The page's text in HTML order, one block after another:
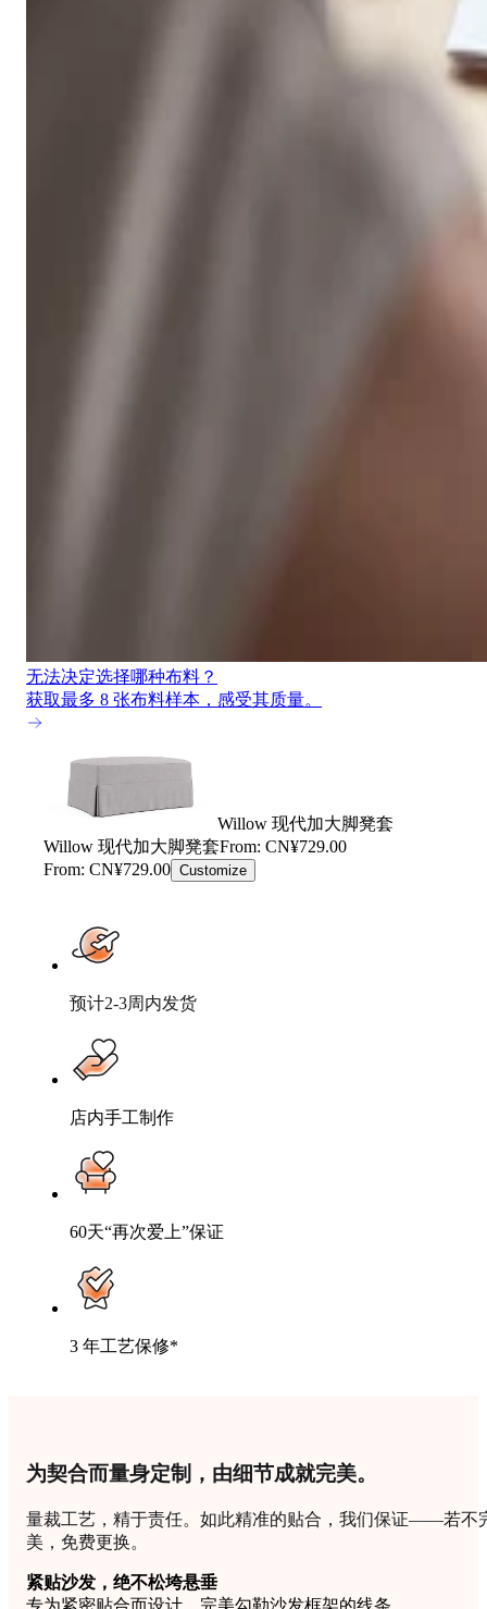
无法决定选择哪种布料？
获取最多 8 张布料样本，感受其质量。
Willow 现代加大脚凳套
Willow 现代加大脚凳套From: CN¥729.00
From: CN¥729.00 Customize
预计2-3周内发货
店内手工制作
60天“再次爱上”保证
3 年工艺保修*
为契合而量身定制，由细节成就完美。
量裁工艺，精于责任。如此精准的贴合，我们保证——若不
美，免费更换。
紧贴沙发，绝不松垮悬垂
专为紧密贴合而设计，完美勾勒沙发框架的线条。